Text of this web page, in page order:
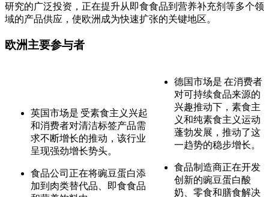
研究的广泛投资，正在提升从即食食品到营养补充剂等多个领
域的产品供应，使欧洲成为快速扩张的关键地区。
欧洲主要参与者
英国市场是 受素食主义兴起
和消费者对清洁标签产品需
求不断增长的推动，该行业
呈现强劲增长势头。
食品公司正在将豌豆蛋白添
加到肉类替代品、即食食品
德国市场是 在消费者
对可持续食品来源的
兴趣推动下，素食主
义和纯素食主义运动
蓬勃发展，推动了这
一趋势的稳步增长。
食品制造商正在开发
创新的豌豆蛋白酸
奶、零食和膳食解决